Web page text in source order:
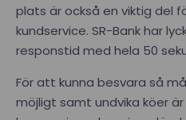
plats är också en viktig del
kundservice. SR-Bank har
responstid med hela 50
För att kunna besvara så
möjligt samt undvika köer